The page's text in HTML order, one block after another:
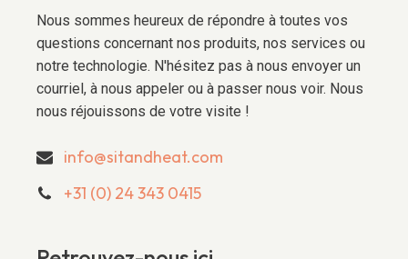
Nous sommes heureux de répondre à toutes vos
questions concernant nos produits, nos services ou
notre technologie. N'hésitez pas à nous envoyer un
courriel, à nous appeler ou à passer nous voir. Nous
nous réjouissons de votre visite !
info@sitandheat.com
+31 (0) 24 343 0415